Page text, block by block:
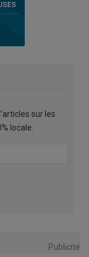
sur les
locale.
Publicité